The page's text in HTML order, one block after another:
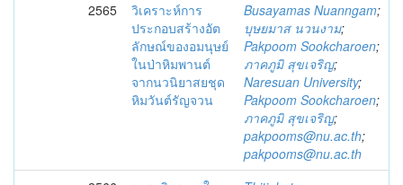
2565
วิเคราะห์การ
ประกอบสร้างอัต
ลักษณ์ของอมนุษย์
ในป่าหิมพานต์
จากนวนิยาสยชุด
หิมวันต์รัญจวน
Busayamas Nuanngam;
บุษยมาส นวนงาม;
Pakpoom Sookcharoen;
ภาคภูมิ สุขเจริญ;
Naresuan University;
Pakpoom Sookcharoen;
ภาคภูมิ สุขเจริญ;
pakpooms@nu.ac.th;
pakpooms@nu.ac.th